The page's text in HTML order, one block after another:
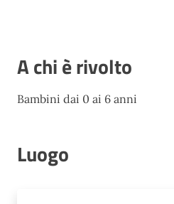
A chi è rivolto
Bambini dai 0 ai 6 anni
Luogo